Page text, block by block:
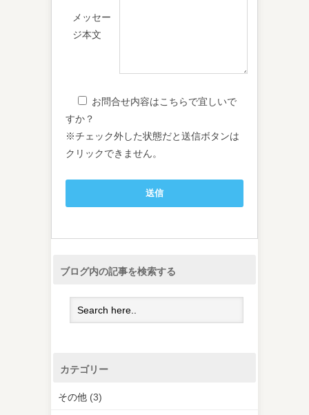
メッセー
ジ本文
お問合せ内容はこちらで宜しいで
すか？
※チェック外した状態だと送信ボタンは
クリックできません。
ブログ内の記事を検索する
カテゴリー
その他 (3)